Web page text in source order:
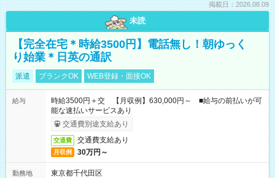
掲載日：2026.08.09
未読
【完全在宅＊時給3500円】電話無し！朝ゆっく
り始業＊日英の通訳
派遣 ブランクOK WEB登録・面接OK
給与
時給3500円＋交 【月収例】630,000円～ ■給与の前払いが可
能な速払いサービスあり
交通費別途支給あり
交通費 交通費支給あり
月収例 30万円～
勤務地
東京都千代田区